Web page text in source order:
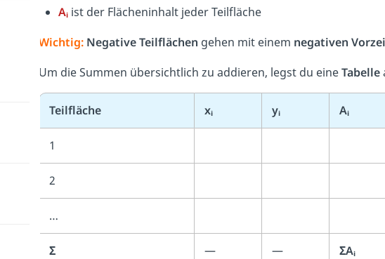
Aᵢist der Flächeninhalt jeder Teilfläche
Wichtig: Negative Teilflächen gehen mit einem negativen
Um die Summen übersichtlich zu addieren, legst du eineTabelle
Teilfläche xᵢ yᵢ Aᵢ
1
2
…
Σ — — ΣAᵢ